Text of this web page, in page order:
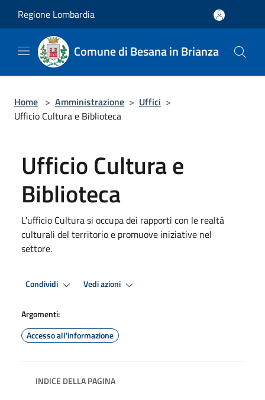
Regione Lombardia
Comune di Besana in Brianza
Home > Amministrazione > Uffici >
Ufficio Cultura e Biblioteca
Ufficio Cultura e
Biblioteca
L'ufficio Cultura si occupa dei rapporti con le realtà
culturali del territorio e promuove iniziative nel
settore.
Condividi Vedi azioni
Argomenti:
Accesso all'informazione
INDICE DELLA PAGINA